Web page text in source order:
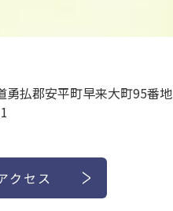
勇払郡安平町早来大町95番地
クセス